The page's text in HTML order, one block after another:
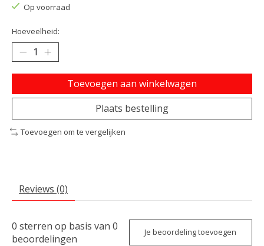
Op voorraad
Hoeveelheid:
Toevoegen aan winkelwagen
Plaats bestelling
Toevoegen om te vergelijken
Reviews (0)
0 sterren op basis van 0
beoordelingen
Je beoordeling toevoegen